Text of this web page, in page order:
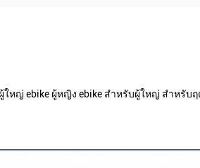
หญ่ ebike ผู้หญิง ebike สําหรับผู้ใหญ่ สําหรับ